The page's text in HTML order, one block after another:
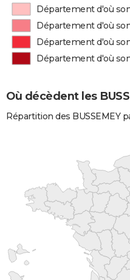
Département d'où
Département d'où
Département d'où
Département d'où
Où décèdent les
Répartition des BUSSEMEY